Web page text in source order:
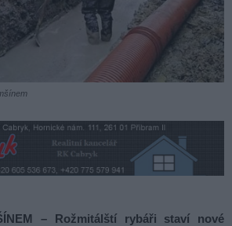
– Rožmitálští rybáři staví nové